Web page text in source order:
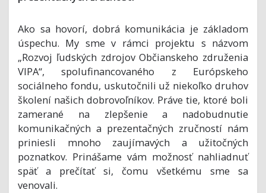
Ako sa hovorí, dobrá komunikácia je základom
úspechu. My sme v rámci projektu s názvom
„Rozvoj ľudských zdrojov Občianskeho združenia
VIPA“, spolufinancovaného z Európskeho
sociálneho fondu, uskutočnili už niekoľko druhov
školení našich dobrovoľníkov. Práve tie, ktoré boli
zamerané na zlepšenie a nadobudnutie
komunikačných a prezentačných zručností nám
priniesli mnoho zaujímavých a užitočných
poznatkov. Prinášame vám možnosť nahliadnuť
späť a prečítať si, čomu všetkému sme sa
venovali.